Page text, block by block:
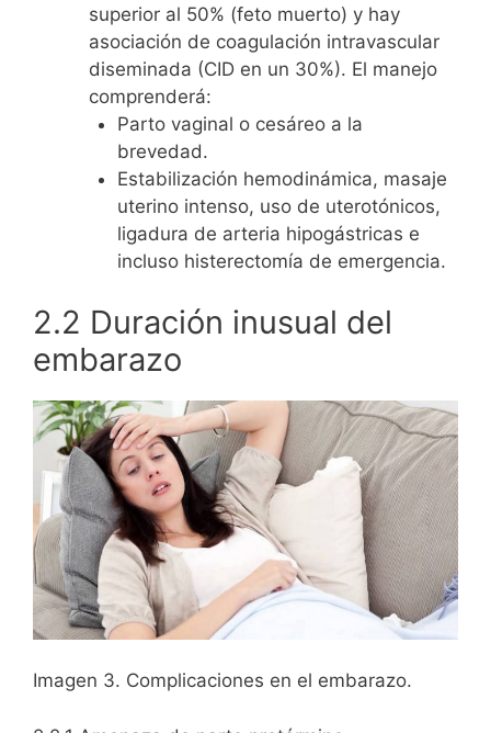
superior al 50% (feto muerto) y hay
asociación de coagulación intravascular
diseminada (CID en un 30%). El manejo
comprenderá:
Parto vaginal o cesáreo a la
brevedad.
Estabilización hemodinámica, masaje
uterino intenso, uso de uterotónicos,
ligadura de arteria hipogástricas e
incluso histerectomía de emergencia.
2.2 Duración inusual del
embarazo
Imagen 3. Complicaciones en el embarazo.